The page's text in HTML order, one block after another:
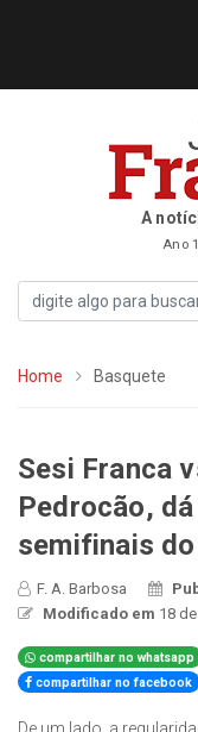
A
Ano
Home Basquete
Sesi Franca
Pedrocão,
semifinais
F. A. Barbosa
Modificado em 18
compartilhar no whatsapp
compartilhar no facebook
De um lado, a